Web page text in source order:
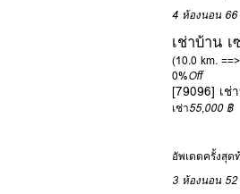
4 ห้องนอน
เช่าบ้าน
(10.0 km. ==>
0%Off
[79096] เช่
เช่า55,000 ฿
อัพเดตครั้งสุ
3 ห้องนอน